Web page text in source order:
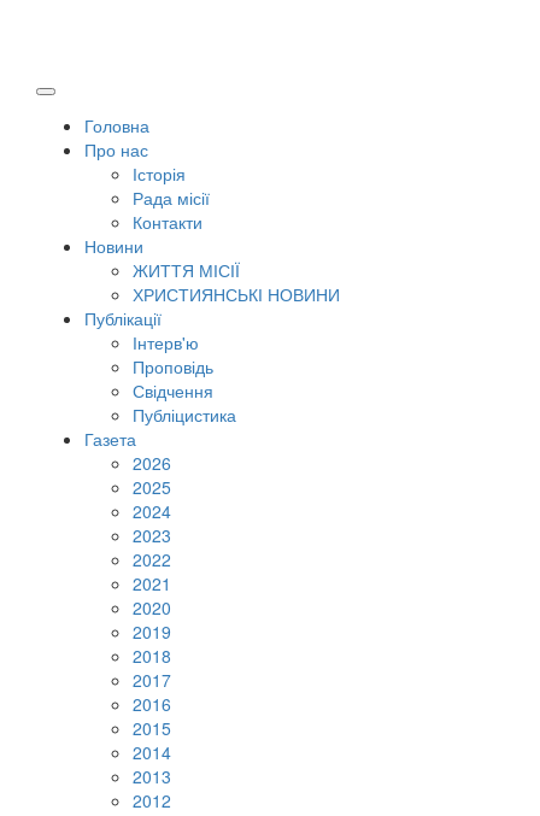
Головна
Про нас
Історія
Рада місії
Контакти
Новини
ЖИТТЯ МІСІЇ
ХРИСТИЯНСЬКІ НОВИНИ
Публікації
Інтерв'ю
Проповідь
Свідчення
Публіцистика
Газета
2026
2025
2024
2023
2022
2021
2020
2019
2018
2017
2016
2015
2014
2013
2012